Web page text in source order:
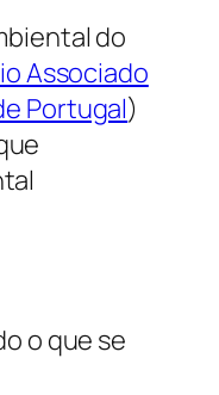
do
Associado
Portugal)
o que se